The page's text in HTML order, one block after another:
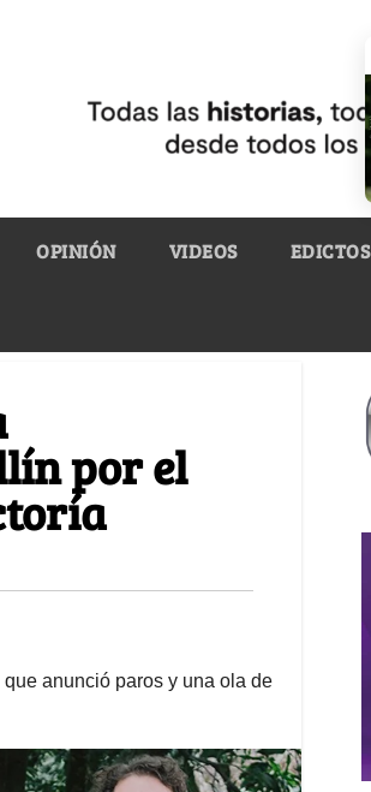
OPINIÓN VIDEOS EDICTOS
por el
anunció paros y una ola de